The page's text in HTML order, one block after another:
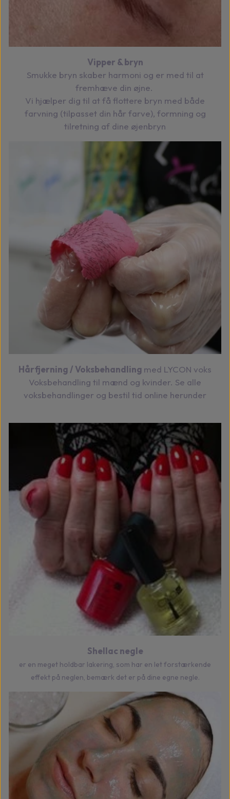
Vipper & bryn
Smukke bryn skaber harmoni og er med til at
fremhæve din øjne.
Vi hjælper dig til at få flottere bryn med både
farvning (tilpasset din hår farve), formning og
tilretning af dine øjenbryn
Hårfjerning / Voksbehandling med LYCON voks
Voksbehandling til mænd og kvinder. Se alle
voksbehandlinger og bestil tid online herunder
Shellac negle
er en meget holdbar lakering, som har en let forstærkende
effekt på neglen, bemærk det er på dine egne negle.